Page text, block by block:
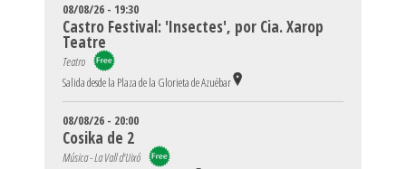
08/08/26 - 19:30
Castro Festival: 'Insectes', por Cia. Xarop
Teatre
Teatro
Salida desde la Plaza de la Glorieta de Azuébar
08/08/26 - 20:00
Cosika de 2
Música - La Vall d'Uixó